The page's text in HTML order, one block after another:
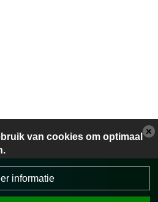
van cookies om optimaal
informatie